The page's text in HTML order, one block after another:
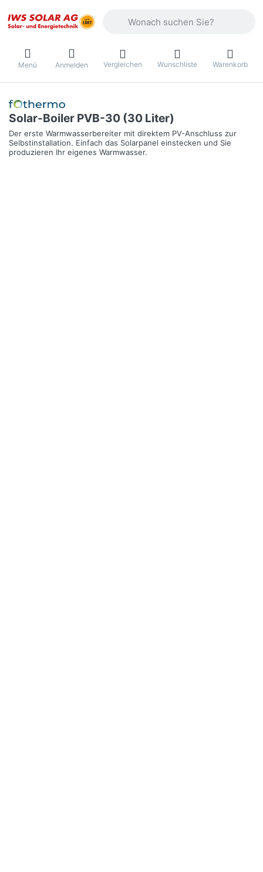
Menü Anmelden Vergleichen Wunschliste Warenkorb
Solar-Boiler PVB-30 (30 Liter)
Der erste Warmwasserbereiter mit direktem PV-Anschluss zur
Selbstinstallation. Einfach das Solarpanel einstecken und Sie
produzieren Ihr eigenes Warmwasser.